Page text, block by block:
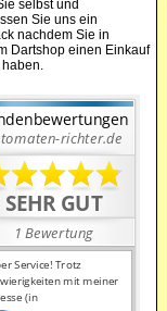
selbst und
Sie uns ein
nachdem Sie in
Dartshop einen Einkauf